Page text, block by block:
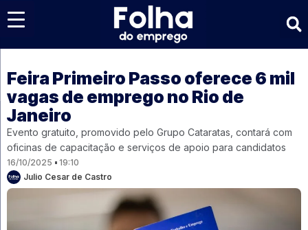
Feira Primeiro Passo oferece 6 mil
vagas de emprego no Rio de
Janeiro
Evento gratuito, promovido pelo Grupo Cataratas, contará com
oficinas de capacitação e serviços de apoio para candidatos
16/10/2025
19:10
Julio Cesar de Castro